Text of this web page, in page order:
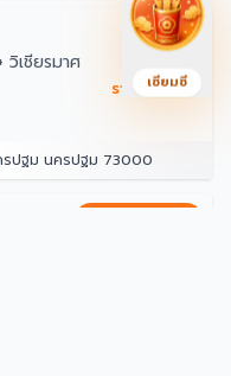
วิเชียรมาศ
รายละเอียด →
รปฐม นครปฐม 73000
เซียมซี